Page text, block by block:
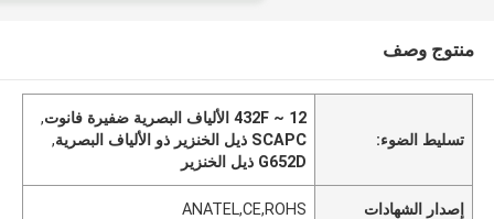
منتوج وصف
تسليط الضوء:
12 ~ 432F الألياف البصرية ضفيرة فانوت
,
SCAPC ذيل الخنزير ذو الألياف البصرية
,
G652D ذيل الخنزير
إصدار الشهادات ANATEL,CE,ROHS